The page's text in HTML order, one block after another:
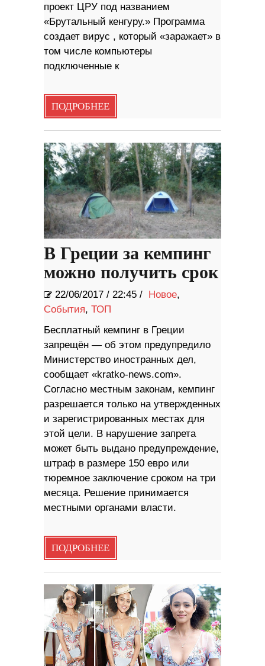
проект ЦРУ под названием
«Брутальный кенгуру.» Программа
создает вирус , который «заражает» в
том числе компьютеры
подключенные к
ПОДРОБНЕЕ
В Греции за кемпинг
можно получить срок
22/06/2017 / 22:45 / Новое,
События, ТОП
Бесплатный кемпинг в Греции
запрещён — об этом предупредило
Министерство иностранных дел,
сообщает «kratko-news.com».
Согласно местным законам, кемпинг
разрешается только на утвержденных
и зарегистрированных местах для
этой цели. В нарушение запрета
может быть выдано предупреждение,
штраф в размере 150 евро или
тюремное заключение сроком на три
месяца. Решение принимается
местными органами власти.
ПОДРОБНЕЕ